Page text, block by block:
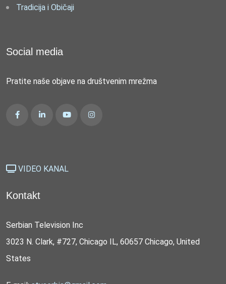
Tradicija i Običaji
Social media
Pratite naše objave na društvenim mrežma
VIDEO KANAL
Kontakt
Serbian Television Inc
3023 N. Clark, #727, Chicago IL, 60657 Chicago, United
States